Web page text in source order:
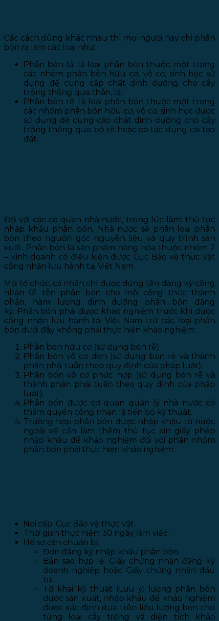
Các cách dùng khác nhau thì mọi người hay chi phân
bón ra làm các loại như:
Phân bón lá: là loại phân bón thuộc một trong
các nhóm phân bón hữu cơ, vô cơ, sinh học sử
dụng để cung cấp chất dinh dưỡng cho cây
trồng thông qua thân, lá.
Phân bón rễ: là loại phân bón thuộc một trong
các nhóm phân bón hữu cơ, vô cơ, sinh học được
sử dụng để cung cấp chất dinh dưỡng cho cây
trồng thông qua bộ rễ hoặc có tác dụng cải tạo
đất.
Đối với các cơ quan nhà nước, trong lúc làm: thủ tục
nhập khẩu phân bón, Nhà nước sẽ phân loại phân
bón theo nguồn gốc nguyên liệu và quy trình sản
xuất. Phân bón là sản phẩm hàng hóa thuộc nhóm 2
– kinh doanh có điều kiện được Cục Bảo vệ thực vật
công nhận lưu hành tại Việt Nam.
Mỗi tổ chức, cá nhân chỉ được đứng tên đăng ký công
nhận 01 tên phân bón cho mỗi công thức thành
phần, hàm lượng dinh dưỡng phân bón đăng
ký. Phân bón phải được khảo nghiệm trước khi được
công nhận lưu hành tại Việt Nam trừ các loại phân
bón dưới đây không phải thực hiện khảo nghiệm:
Phân bón hữu cơ (sử dụng bón rễ).
Phân bón vô cơ đơn (sử dụng bón rễ và thành
phần phải tuân theo quy định của pháp luật).
Phân bón vô cơ phức hợp (sử dụng bón rễ và
thành phần phải tuân theo quy định của pháp
luật).
Phân bón được cơ quan quản lý nhà nước có
thẩm quyền công nhận là tiến bộ kỹ thuật.
Trường hợp phân bón được nhập khẩu từ nước
ngoài về cần làm thêm thủ tục xin giấy phép
nhập khẩu để khảo nghiệm đối với phân nhóm
phân bón phải thực hiện khảo nghiệm.
Nơi cấp: Cục Bảo vệ thực vật.
Thời gian thực hiện: 30 ngày làm việc .
Hồ sơ cần chuẩn bị:
Đơn đăng ký nhập khẩu phân bón.
Bản sao hợp lệ: Giấy chứng nhận đăng ký
doanh nghiệp hoặc Giấy chứng nhận đầu
tư.
Tờ khai kỹ thuật (Lưu ý: lượng phân bón
được sản xuất, nhập khẩu để khảo nghiệm
được xác định dựa trên liều lượng bón cho
từng loại cây trồng và diện tích khảo